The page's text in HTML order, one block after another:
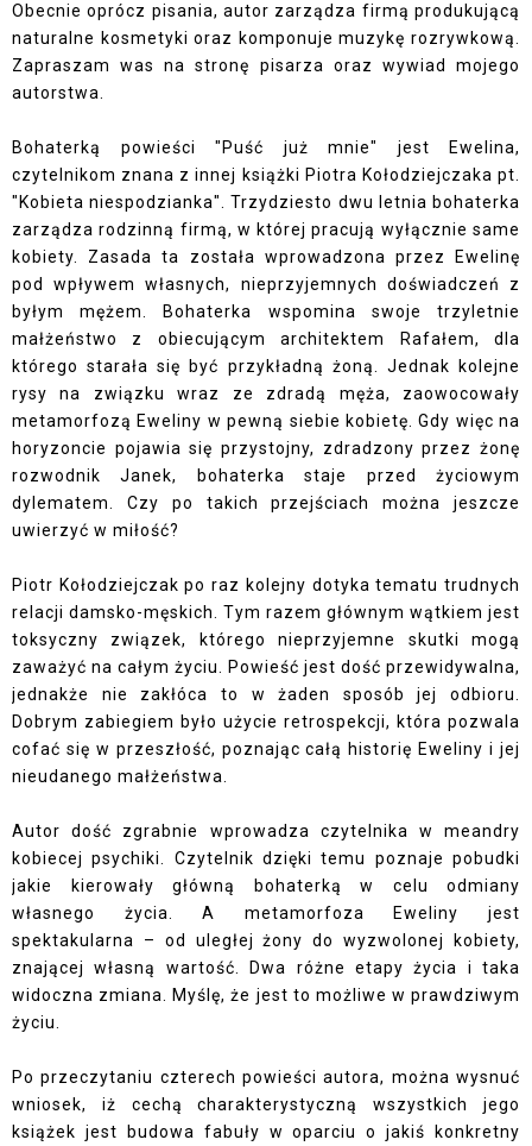
Obecnie oprócz pisania, autor zarządza firmą produkującą
naturalne kosmetyki oraz komponuje muzykę rozrywkową.
Zapraszam was nastronę pisarza oraz wywiad
mojego
autorstwa.
Bohaterką powieści "Puść już mnie" jest Ewelina,
czytelnikom znana z innej książki Piotra Kołodziejczaka pt.
"Kobieta niespodzianka". Trzydziesto dwu letnia bohaterka
zarządza rodzinną firmą, w której pracują wyłącznie same
kobiety. Zasada ta została wprowadzona przez Ewelinę
pod wpływem własnych, nieprzyjemnych doświadczeń z
byłym mężem. Bohaterka wspomina swoje trzyletnie
małżeństwo z obiecującym architektem Rafałem, dla
którego starała się być przykładną żoną. Jednak kolejne
rysy na związku wraz ze zdradą męża, zaowocowały
metamorfozą Eweliny w pewną siebie kobietę. Gdy więc na
horyzoncie pojawia się przystojny, zdradzony przez żonę
rozwodnik Janek, bohaterka staje przed życiowym
dylematem. Czy po takich przejściach można jeszcze
uwierzyć w miłość?
Piotr Kołodziejczak po raz kolejny dotyka tematu trudnych
relacji damsko-męskich. Tym razem głównym wątkiem jest
toksyczny związek, którego nieprzyjemne skutki mogą
zaważyć na całym życiu. Powieść jest dość przewidywalna,
jednakże nie zakłóca to w żaden sposób jej odbioru.
Dobrym zabiegiem było użycie retrospekcji, która pozwala
cofać się w przeszłość, poznając całą historię Eweliny i jej
nieudanego małżeństwa.
Autor dość zgrabnie wprowadza czytelnika w meandry
kobiecej psychiki. Czytelnik dzięki temu poznaje pobudki
jakie kierowały główną bohaterką w celu odmiany
własnego życia. A metamorfoza Eweliny jest
spektakularna – od uległej żony do wyzwolonej kobiety,
znającej własną wartość. Dwa różne etapy życia i taka
widoczna zmiana. Myślę, że jest to możliwe w prawdziwym
życiu.
Po przeczytaniu czterech powieści autora, można wysnuć
wniosek, iż cechą charakterystyczną wszystkich jego
książek jest budowa fabuły w oparciu o jakiś konkretny